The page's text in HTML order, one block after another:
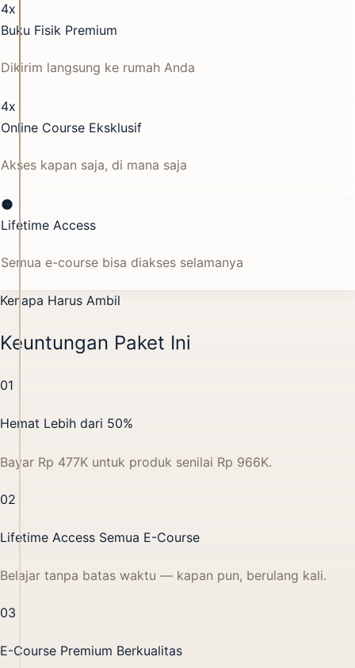
4x
Buku Fisik Premium
Dikirim langsung ke rumah Anda
4x
Online Course Eksklusif
Akses kapan saja, di mana saja
Lifetime Access
Semua e-course bisa diakses selamanya
Kenapa Harus Ambil
Keuntungan Paket Ini
01
Hemat Lebih dari 50%
Bayar Rp 477K untuk produk senilai Rp 966K.
02
Lifetime Access Semua E-Course
Belajar tanpa batas waktu — kapan pun, berulang kali.
03
E-Course Premium Berkualitas